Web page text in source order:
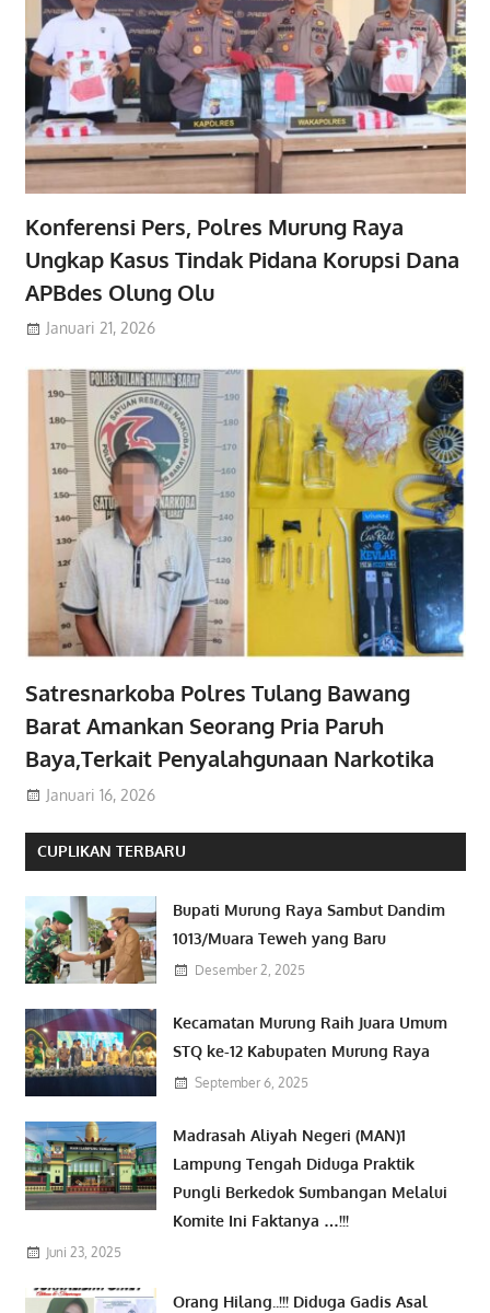
Konferensi Pers, Polres Murung Raya
Ungkap Kasus Tindak Pidana Korupsi Dana
APBdes Olung Olu
Januari 21, 2026
Satresnarkoba Polres Tulang Bawang
Barat Amankan Seorang Pria Paruh
Baya,Terkait Penyalahgunaan Narkotika
Januari 16, 2026
CUPLIKAN TERBARU
Bupati Murung Raya Sambut Dandim
1013/Muara Teweh yang Baru
Desember 2, 2025
Kecamatan Murung Raih Juara Umum
STQ ke-12 Kabupaten Murung Raya
September 6, 2025
Madrasah Aliyah Negeri (MAN)1
Lampung Tengah Diduga Praktik
Pungli Berkedok Sumbangan Melalui
Komite Ini Faktanya …!!!
Juni 23, 2025
Orang Hilang..!!! Diduga Gadis Asal